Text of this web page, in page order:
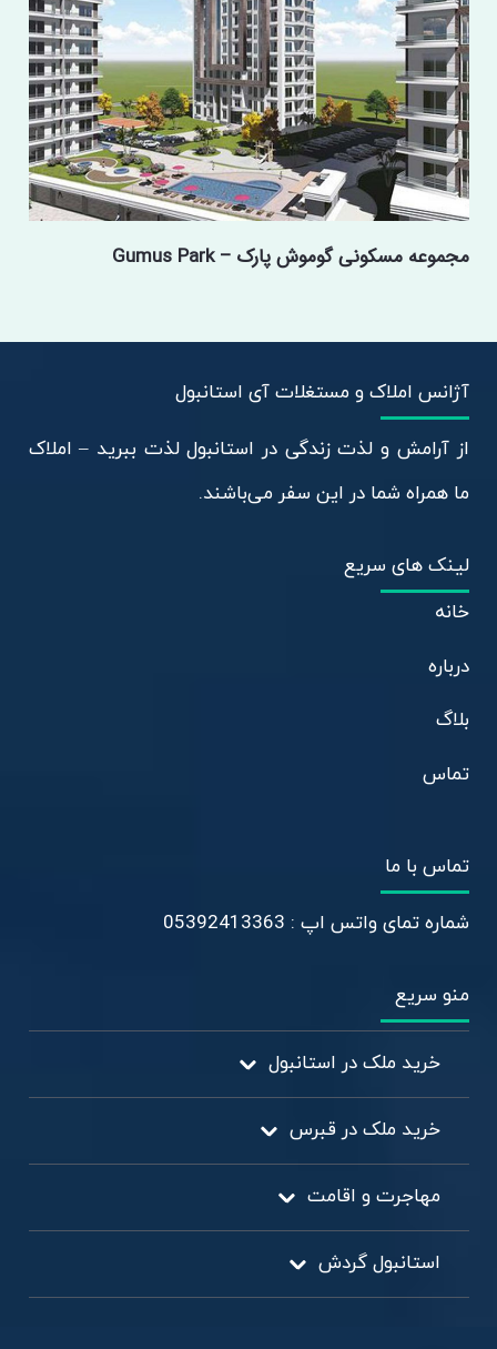
مجموعه مسکونی گوموش پارک – Gumus Park
آژانس املاک و مستغلات آی استانبول
از آرامش و لذت زندگی در استانبول لذت ببرید – املاک
ما همراه شما در این سفر می‌باشند.
لینک های سریع
خانه
درباره
بلاگ
تماس
تماس با ما
شماره تمای واتس اپ : 05392413363
منو سریع
خرید ملک در استانبول
خرید ملک در قبرس
مهاجرت و اقامت
استانبول گردش